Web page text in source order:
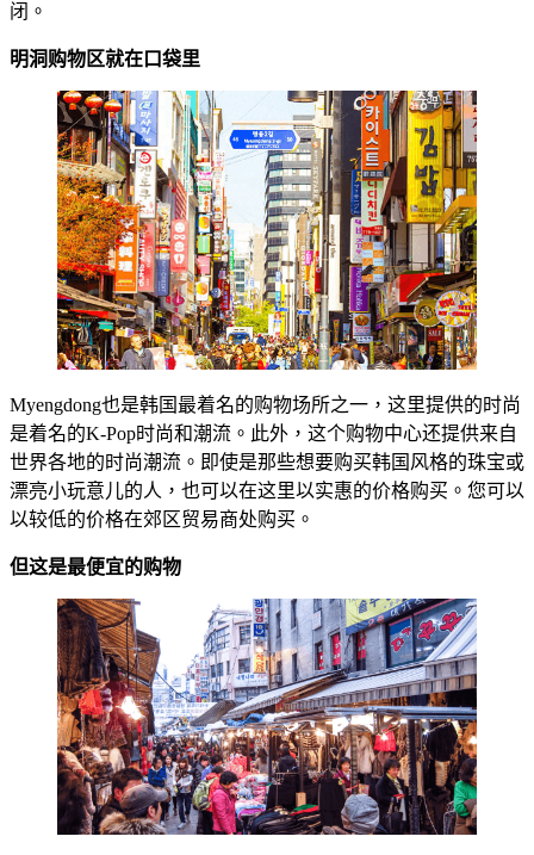
闭。
明洞购物区就在口袋里
Myengdong也是韩国最着名的购物场所之一，这里提供的时尚
是着名的K-Pop时尚和潮流。此外，这个购物中心还提供来自
世界各地的时尚潮流。即使是那些想要购买韩国风格的珠宝或
漂亮小玩意儿的人，也可以在这里以实惠的价格购买。您可以
以较低的价格在郊区贸易商处购买。
但这是最便宜的购物